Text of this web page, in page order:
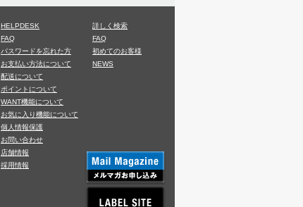
HELPDESK
FAQ
パスワードを忘れた方
お支払い方法について
配送について
ポイントについて
WANT機能について
お気に入り機能について
個人情報保護
お問い合わせ
店舗情報
採用情報
詳しく検索
FAQ
初めてのお客様
NEWS